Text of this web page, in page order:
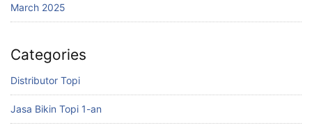
March 2025
Categories
Distributor Topi
Jasa Bikin Topi 1-an